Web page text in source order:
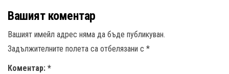
Вашият коментар
Вашият имейл адрес няма да бъде публикуван.
Задължителните полета са отбелязани с *
Коментар: *